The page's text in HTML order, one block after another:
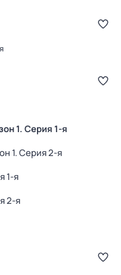
1. Серия 1-я
1. Серия 2-я
1-я
2-я